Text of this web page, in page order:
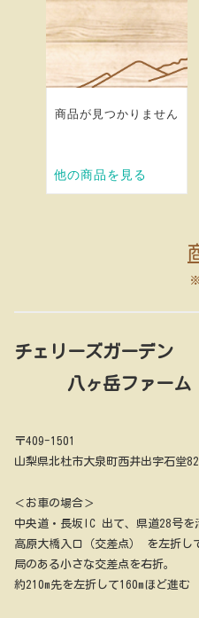
※
チェリーズガーデン
八ヶ岳ファーム
〒409-1501
山梨県北杜市大泉町西井出字石堂
＜お車の場合＞
中央道・長坂IC 出て、県道28号を
高原大橋入口（交差点） を左折し
局のある小さな交差点を右折。
約210m先を左折して160mほど進む